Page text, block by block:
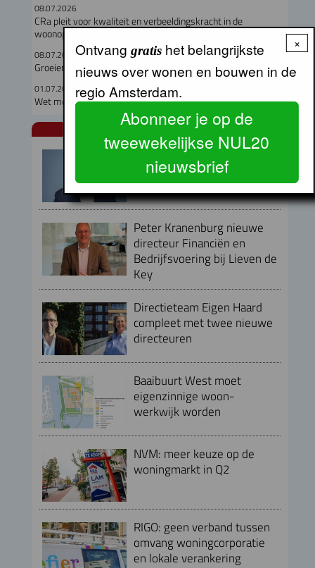
08.07.2026
CRa pleit voor kwaliteit en verbeeldingskracht in de
woonopgave
08.07.2026
Groeiende druk op wonen en leefomgeving Noord-Holland
01.07.2026
Wet moet drempels voor wooncoöperaties wegnemen
NUL20 NIEUWS
Armand van de Laar per 1
september aangesteld als
secretaris-directeur MRA
Peter Kranenburg nieuwe
directeur Financiën en
Bedrijfsvoering bij Lieven de
Key
Directieteam Eigen Haard
compleet met twee nieuwe
directeuren
Baaibuurt West moet
eigenzinnige woon-
werkwijk worden
NVM: meer keuze op de
woningmarkt in Q2
RIGO: geen verband tussen
omvang woningcorporatie
en lokale verankering
×
Ontvang gratishet belangrijkste
nieuws over wonen en bouwen in de
regio Amsterdam.
Abonneer je op de
tweewekelijkse NUL20
nieuwsbrief